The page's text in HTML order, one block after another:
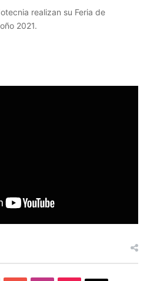
realizan su Feria de
2021.